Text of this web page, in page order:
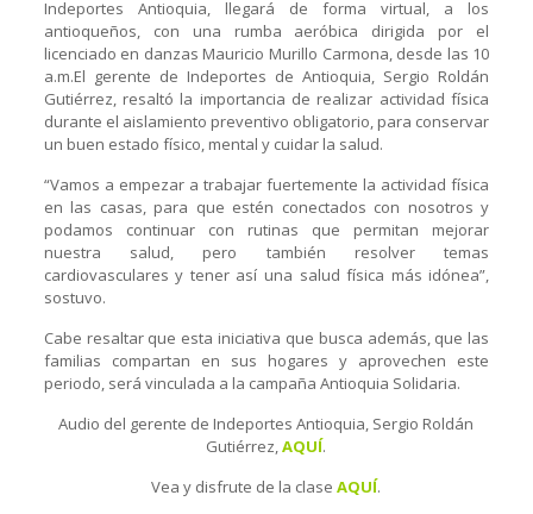
Indeportes Antioquia, llegará de forma virtual, a los
antioqueños, con una rumba aeróbica dirigida por el
licenciado en danzas Mauricio Murillo Carmona, desde las 10
a.m.El gerente de Indeportes de Antioquia, Sergio Roldán
Gutiérrez, resaltó la importancia de realizar actividad física
durante el aislamiento preventivo obligatorio, para conservar
un buen estado físico, mental y cuidar la salud.
“Vamos a empezar a trabajar fuertemente la actividad física
en las casas, para que estén conectados con nosotros y
podamos continuar con rutinas que permitan mejorar
nuestra salud, pero también resolver temas
cardiovasculares y tener así una salud física más idónea”,
sostuvo.
Cabe resaltar que esta iniciativa que busca además, que las
familias compartan en sus hogares y aprovechen este
periodo, será vinculada a la campaña Antioquia Solidaria.
Audio del gerente de Indeportes Antioquia, Sergio Roldán
Gutiérrez,AQUÍ.
Vea y disfrute de la claseAQUÍ.